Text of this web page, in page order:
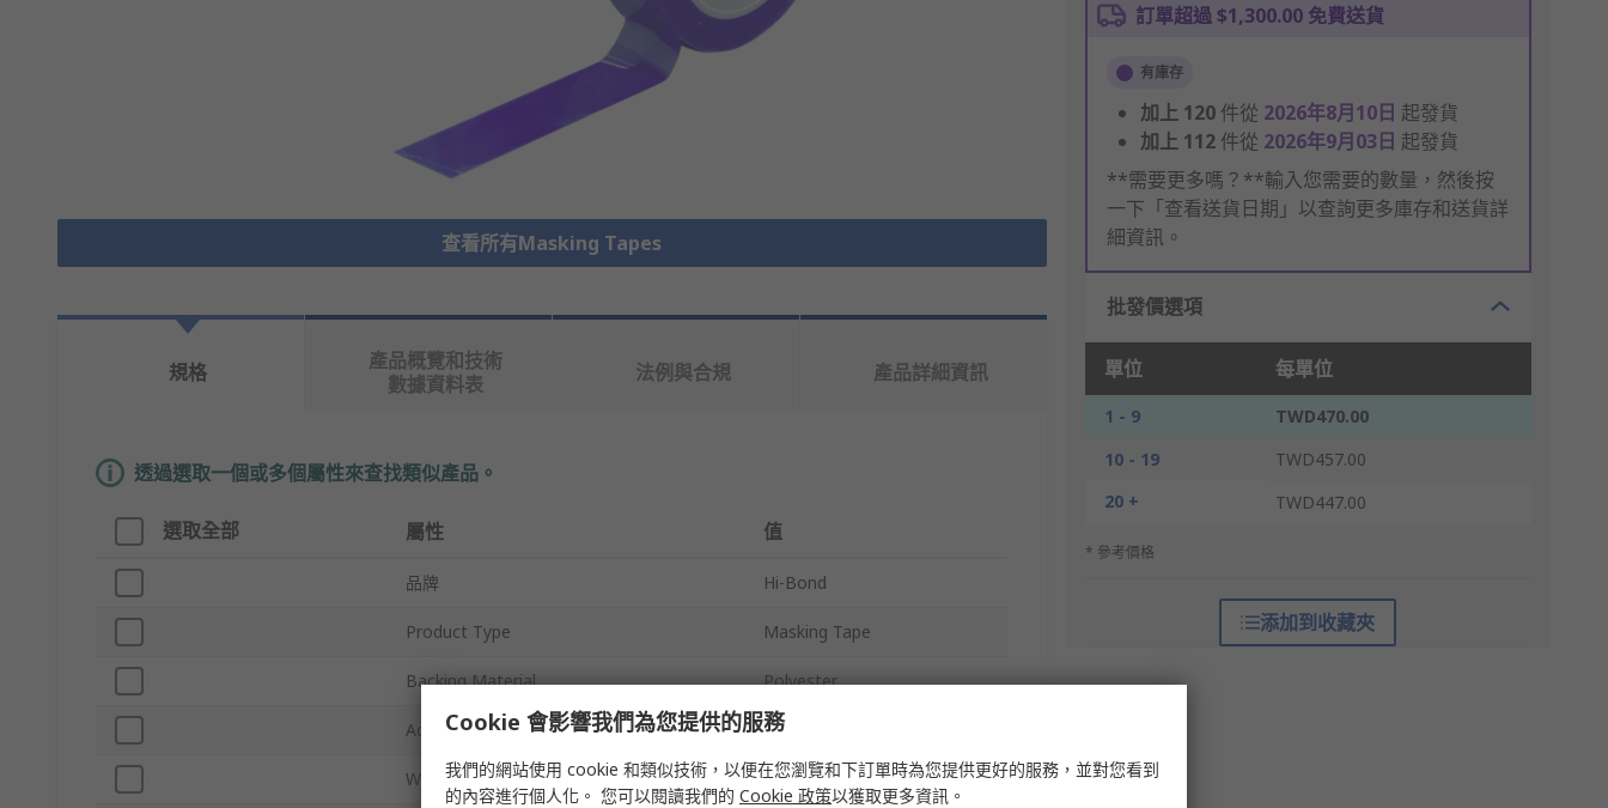
查看所有Masking Tapes
訂單超過 $1,300.00 免費送貨
有庫存
加上 120 件從 2026年8月10日 起發貨
加上 112 件從 2026年9月03日 起發貨
**需要更多嗎？**輸入您需要的數量，然後按
一下「查看送貨日期」以查詢更多庫存和送貨詳
細資訊。
批發價選項
單位 每單位
1 - 9
TWD470.00
10 - 19
TWD457.00
20 +
TWD447.00
* 參考價格
添加到收藏夾
規格
產品概覽和技術
數據資料表
法例與合規 產品詳細資訊
透過選取一個或多個屬性來查找類似產品。
選取全部 屬性 值
品牌 Hi-Bond
Product Type Masking Tape
Backing Material Polyester
Adhesive Material Silicone
Width 19mm
Cookie 會影響我們為您提供的服務
我們的網站使用 cookie 和類似技術，以便在您瀏覽和下訂單時為您提供更好的服務，並對您看到
的內容進行個人化。 您可以閱讀我們的 Cookie 政策以獲取更多資訊。